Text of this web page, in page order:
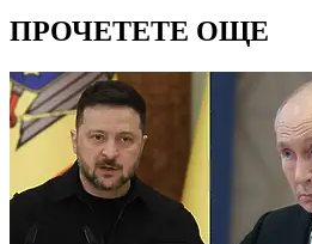
ПРОЧЕТЕТЕ ОЩЕ